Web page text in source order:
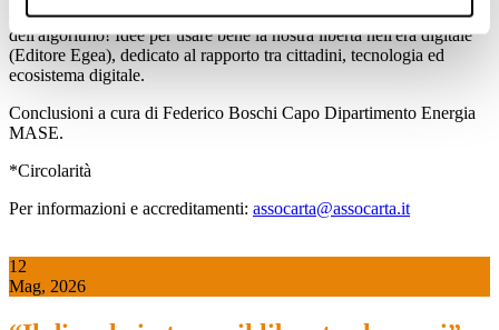
della Fondazione Pensiero Solido, autore del volume "Non è colpa
dell'algoritmo! Idee per usare bene la nostra libertà nell'era digitale"
(Editore Egea), dedicato al rapporto tra cittadini, tecnologia ed
ecosistema digitale.
Conclusioni a cura di Federico Boschi Capo Dipartimento Energia
MASE.
*Circolarità
Per informazioni e accreditamenti: assocarta@assocarta.it
12
Mag, 2026